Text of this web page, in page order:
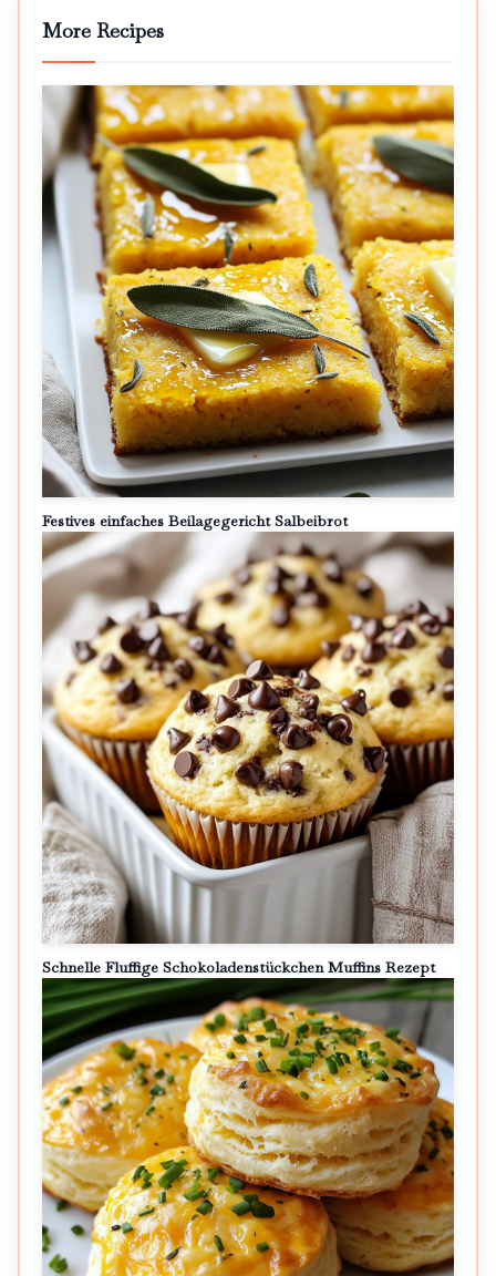
More Recipes
Festives einfaches Beilagegericht Salbeibrot
Schnelle Fluffige Schokoladenstückchen Muffins Rezept